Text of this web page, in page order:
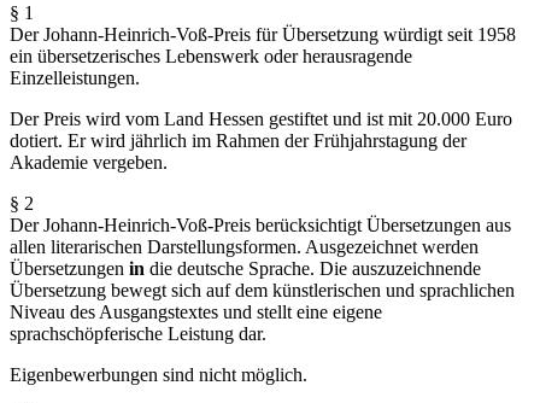
§ 1
Der Johann-Heinrich-Voß-Preis für Übersetzung würdigt seit 1958
ein übersetzerisches Lebenswerk oder herausragende
Einzelleistungen.
Der Preis wird vom Land Hessen gestiftet und ist mit 20.000 Euro
dotiert. Er wird jährlich im Rahmen der Frühjahrstagung der
Akademie vergeben.
§ 2
Der Johann-Heinrich-Voß-Preis berücksichtigt Übersetzungen aus
allen literarischen Darstellungs­formen. Ausgezeichnet werden
Übersetzungen in die deutsche Sprache. Die auszuzeichnende
Übersetzung bewegt sich auf dem künstlerischen und sprachlichen
Niveau des Ausgangstextes und stellt eine eigene
sprachschöpferische Leistung dar.
Eigenbewerbungen sind nicht möglich.